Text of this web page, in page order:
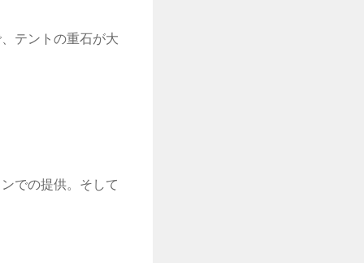
テントの重石が大
での提供。そして